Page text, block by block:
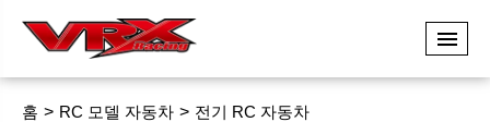
홈 RC 모델 자동차
전기 RC 자동차